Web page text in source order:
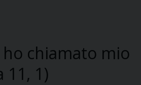
ho chiamato mio
11, 1)